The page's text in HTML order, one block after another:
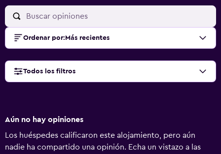
Ordenar por: Más recientes
Todos los filtros
Aún no hay opiniones
Los huéspedes calificaron este alojamiento, pero aún
nadie ha compartido una opinión. Echa un vistazo a las